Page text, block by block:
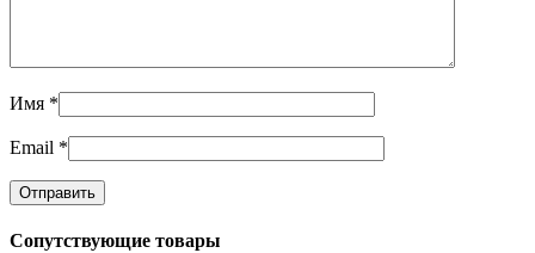
Имя *
Email *
Сопутствующие товары